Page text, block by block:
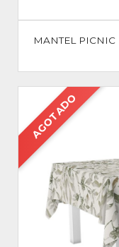
MANTEL PICNIC
AGOTADO